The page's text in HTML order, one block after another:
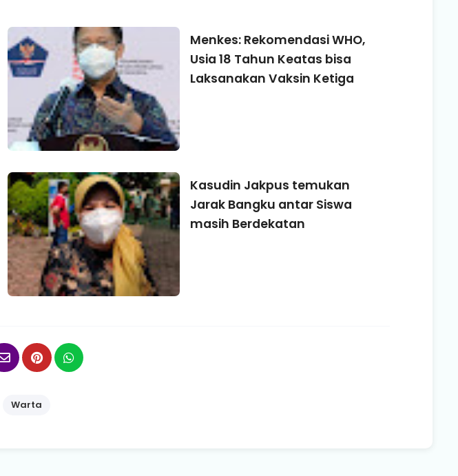
Menkes: Rekomendasi WHO,
Usia 18 Tahun Keatas bisa
Laksanakan Vaksin Ketiga
Kasudin Jakpus temukan
Jarak Bangku antar Siswa
masih Berdekatan
Warta